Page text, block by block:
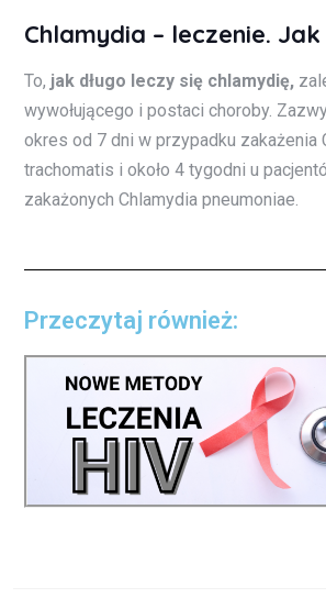
Chlamydia – leczenie.
To, jak długo leczy się chlamydię,
wywołującego i postaci choroby.
okres od 7 dni w przypadku zakażenia
trachomatis i około 4 tygodni u
zakażonych Chlamydia pneumoniae.
Przeczytaj również: